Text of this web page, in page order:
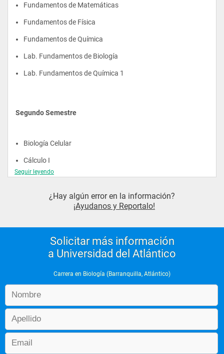
Fundamentos de Matemáticas
Fundamentos de Física
Fundamentos de Química
Lab. Fundamentos de Biología
Lab. Fundamentos de Química 1
Segundo Semestre
Biología Celular
Cálculo I
Física I
Epistemología de la Ciencia Biología
Química Inorgánica
Cálculo II
Física Electromagnética
Botánica I
Seguir leyendo
¿Hay algún error en la información?
¡Ayudanos y Reportalo!
Solicitar más información
a Universidad del Atlántico
Carrera en Biología (Barranquilla, Atlántico)